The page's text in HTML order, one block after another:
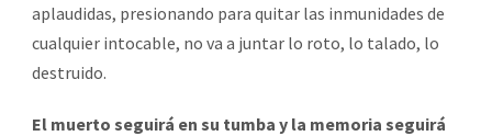
aplaudidas, presionando para quitar las inmunidades de
cualquier intocable, no va a juntar lo roto, lo talado, lo
destruido.
El muerto seguirá en su tumba y la memoria seguirá